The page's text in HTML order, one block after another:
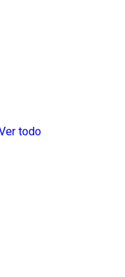
todo